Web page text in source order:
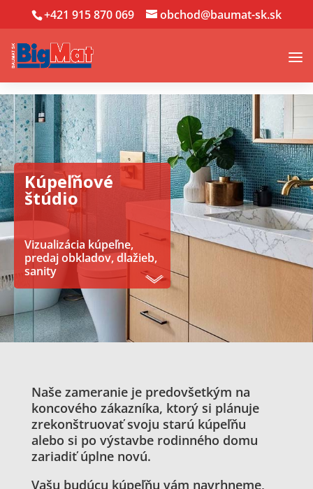
+421 915 870 069 obchod@baumat-sk.sk
Kúpeľňové
štúdio
Vizualizácia kúpeľne,
predaj obkladov, dlažieb,
sanity
Naše zameranie je predovšetkým na
koncového zákazníka, ktorý si plánuje
zrekonštruovať svoju starú kúpeľňu
alebo si po výstavbe rodinného domu
zariadiť úplne novú.
Vašu budúcu kúpeľňu vám navrhneme,